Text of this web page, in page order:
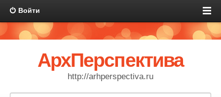
Войти
АрхПерспектива
http://arhperspectiva.ru